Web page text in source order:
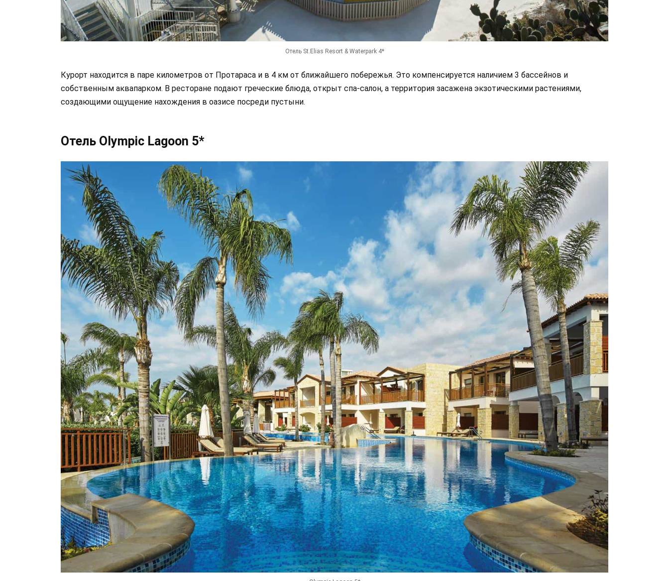
Отель St.Elias Resort & Waterpark 4*
Курорт находится в паре километров от Протараса и в 4 км от ближайшего побережья. Это компенсируется наличием 3 бассейнов и
собственным аквапарком. В ресторане подают греческие блюда, открыт спа-салон, а территория засажена экзотическими растениями,
создающими ощущение нахождения в оазисе посреди пустыни.
Отель Olympic Lagoon 5*